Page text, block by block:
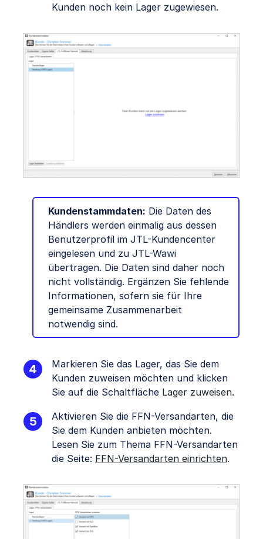
Kunden noch kein Lager zugewiesen.
Kundenstammdaten: Die Daten des
Händlers werden einmalig aus dessen
Benutzerprofil im JTL-Kundencenter
eingelesen und zu JTL-Wawi
übertragen. Die Daten sind daher noch
nicht vollständig. Ergänzen Sie fehlende
Informationen, sofern sie für Ihre
gemeinsame Zusammenarbeit
notwendig sind.
Markieren Sie das Lager, das Sie dem
Kunden zuweisen möchten und klicken
Sie auf die Schaltfläche Lager zuweisen.
Aktivieren Sie die FFN-Versandarten, die
Sie dem Kunden anbieten möchten.
Lesen Sie zum Thema FFN-Versandarten
die Seite: FFN-Versandarten einrichten.